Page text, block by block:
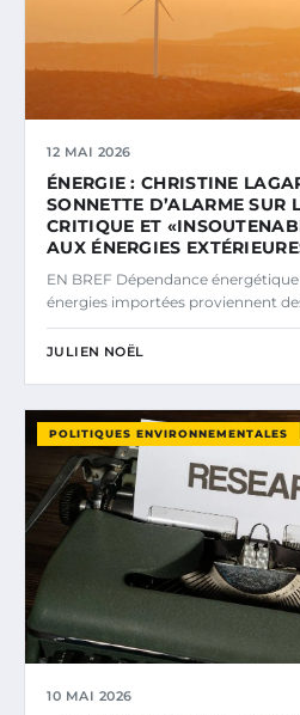
12 MAI 2026
ÉNERGIE : CHRISTINE
SONNETTE D’ALARME SUR
CRITIQUE ET
AUX ÉNERGIES
EN BREF Dépendance énergétique
énergies importées proviennent
JULIEN NOËL
POLITIQUES ENVIRONNEMENTALES
10 MAI 2026